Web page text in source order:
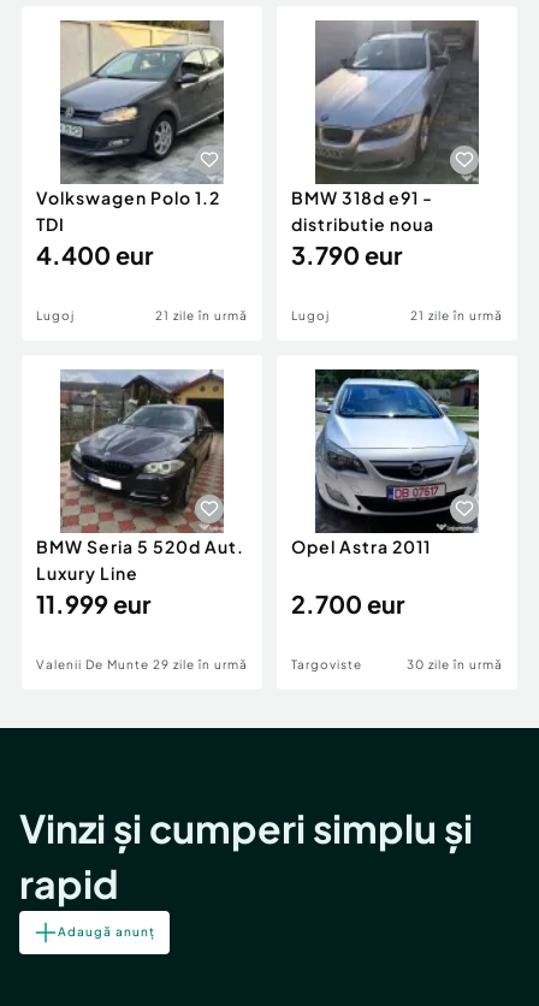
Servicii
Animale de companie
Afaceri și echipamente profesionale
Inchiriere Bunuri si Vehicule
Utilaje agricole si industriale
Piese auto si accesorii
Dacia Duster
Volkswagen Polo 1.2
TDI
4.400 eur
Lugoj 21 zile în urmă
BMW 318d e91 -
distributie noua
3.790 eur
Lugoj 21 zile în urmă
BMW Seria 5 520d Aut.
Luxury Line
11.999 eur
Valenii De Munte 29 zile în urmă
Opel Astra 2011
2.700 eur
Targoviste 30 zile în urmă
Vinzi și cumperi simplu și
rapid
Adaugă anunț